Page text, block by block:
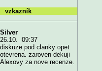
vzkazník
Silver
26.10. 09:37
diskuze pod clanky opet
otevrena. zaroven dekuji
Alexovy za nove recenze.